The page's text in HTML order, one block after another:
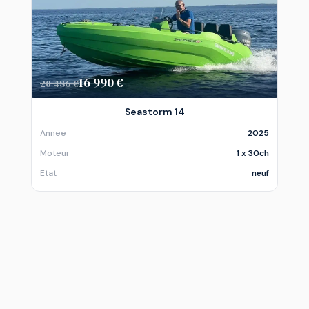
20 486 €16 990 €
Seastorm 14
Annee
2025
Moteur
1 x 30ch
Etat
neuf